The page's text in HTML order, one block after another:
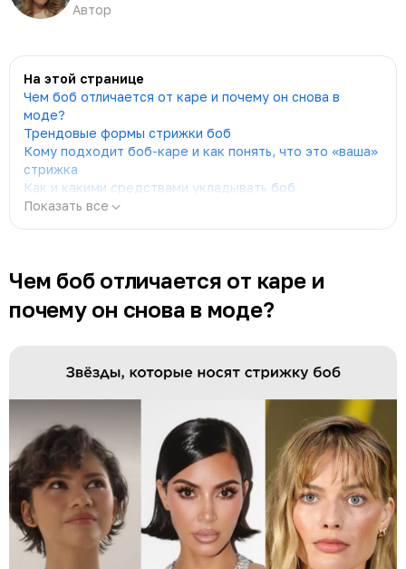
Автор
На этой странице
Чем боб отличается от каре и почему он снова в
моде?
Трендовые формы стрижки боб
Кому подходит боб-каре и как понять, что это «ваша»
стрижка
Как и какими средствами укладывать боб
Показать все
Чем боб отличается от каре и
почему он снова в моде?